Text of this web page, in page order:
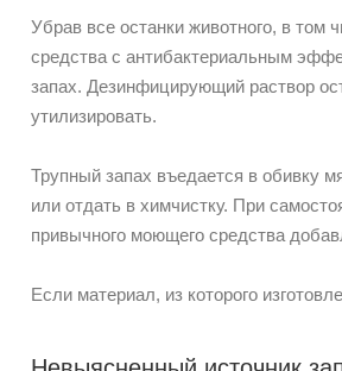
Убрав все останки животного, в
средства с антибактериальным
запах. Дезинфицирующий раствор
утилизировать.
Трупный запах въедается в обивку
или отдать в химчистку. При
привычного моющего средства
Если материал, из которого